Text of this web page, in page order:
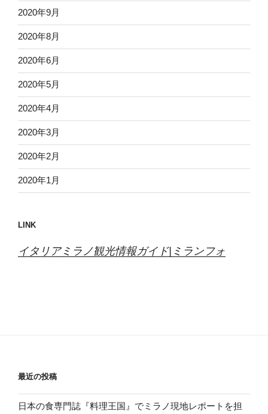
2020年9月
2020年8月
2020年6月
2020年5月
2020年4月
2020年3月
2020年2月
2020年1月
LINK
イタリアミラノ観光情報ガイド|ミランフォ
最近の投稿
日本の食専門誌『料理王国』でミラノ現地レポートを担